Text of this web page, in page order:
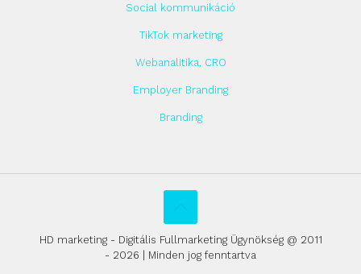
Social kommunikáció
TikTok marketing
Webanalitika, CRO
Employer Branding
Branding
HD marketing - Digitális Fullmarketing Ügynökség @ 2011
- 2026 | Minden jog fenntartva